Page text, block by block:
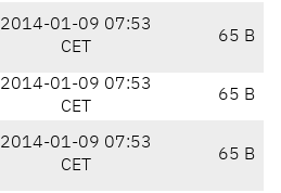
2014-01-09 07:53
CET
65 B
2014-01-09 07:53
CET
65 B
2014-01-09 07:53
CET
65 B